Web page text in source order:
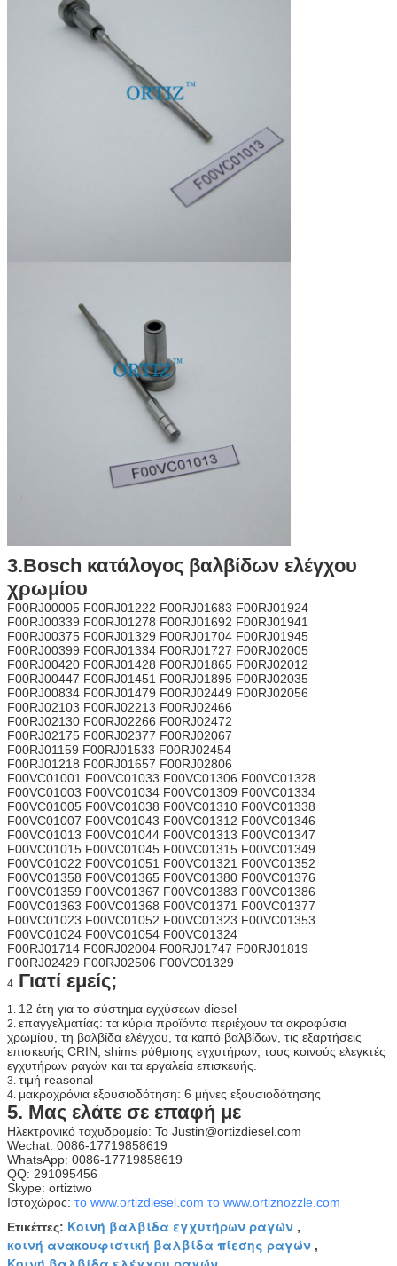
3.Bosch κατάλογος βαλβίδων ελέγχου
χρωμίου
F00RJ00005 F00RJ01222 F00RJ01683 F00RJ01924
F00RJ00339 F00RJ01278 F00RJ01692 F00RJ01941
F00RJ00375 F00RJ01329 F00RJ01704 F00RJ01945
F00RJ00399 F00RJ01334 F00RJ01727 F00RJ02005
F00RJ00420 F00RJ01428 F00RJ01865 F00RJ02012
F00RJ00447 F00RJ01451 F00RJ01895 F00RJ02035
F00RJ00834 F00RJ01479 F00RJ02449 F00RJ02056
F00RJ02103 F00RJ02213 F00RJ02466
F00RJ02130 F00RJ02266 F00RJ02472
F00RJ02175 F00RJ02377 F00RJ02067
F00RJ01159 F00RJ01533 F00RJ02454
F00RJ01218 F00RJ01657 F00RJ02806
F00VC01001 F00VC01033 F00VC01306 F00VC01328
F00VC01003 F00VC01034 F00VC01309 F00VC01334
F00VC01005 F00VC01038 F00VC01310 F00VC01338
F00VC01007 F00VC01043 F00VC01312 F00VC01346
F00VC01013 F00VC01044 F00VC01313 F00VC01347
F00VC01015 F00VC01045 F00VC01315 F00VC01349
F00VC01022 F00VC01051 F00VC01321 F00VC01352
F00VC01358 F00VC01365 F00VC01380 F00VC01376
F00VC01359 F00VC01367 F00VC01383 F00VC01386
F00VC01363 F00VC01368 F00VC01371 F00VC01377
F00VC01023 F00VC01052 F00VC01323 F00VC01353
F00VC01024 F00VC01054 F00VC01324
F00RJ01714 F00RJ02004 F00RJ01747 F00RJ01819
F00RJ02429 F00RJ02506 F00VC01329
4. Γιατί εμείς;
1. 12 έτη για το σύστημα εγχύσεων diesel
2. επαγγελματίας: τα κύρια προϊόντα περιέχουν τα ακροφύσια
χρωμίου, τη βαλβίδα ελέγχου, τα καπό βαλβίδων, τις εξαρτήσεις
επισκευής CRIN, shims ρύθμισης εγχυτήρων, τους κοινούς ελεγκτές
εγχυτήρων ραγών και τα εργαλεία επισκευής.
3. τιμή reasonal
4. μακροχρόνια εξουσιοδότηση: 6 μήνες εξουσιοδότησης
5. Μας ελάτε σε επαφή με
Ηλεκτρονικό ταχυδρομείο: Το Justin@ortizdiesel.com
Wechat: 0086-17719858619
WhatsApp: 0086-17719858619
QQ: 291095456
Skype: ortiztwo
Ιστοχώρος: το www.ortizdiesel.com το www.ortiznozzle.com
Ετικέττες: Κοινή βαλβίδα εγχυτήρων ραγών ,
κοινή ανακουφιστική βαλβίδα πίεσης ραγών ,